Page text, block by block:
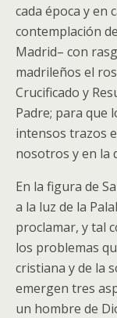
cada época y en
contemplación
Madrid– con
madrileños el
Crucificado y
Padre; para que
intensos trazos
nosotros y en la
En la figura de
a la luz de la
proclamar, y tal
los problemas
cristiana y de la
emergen tres
un hombre de